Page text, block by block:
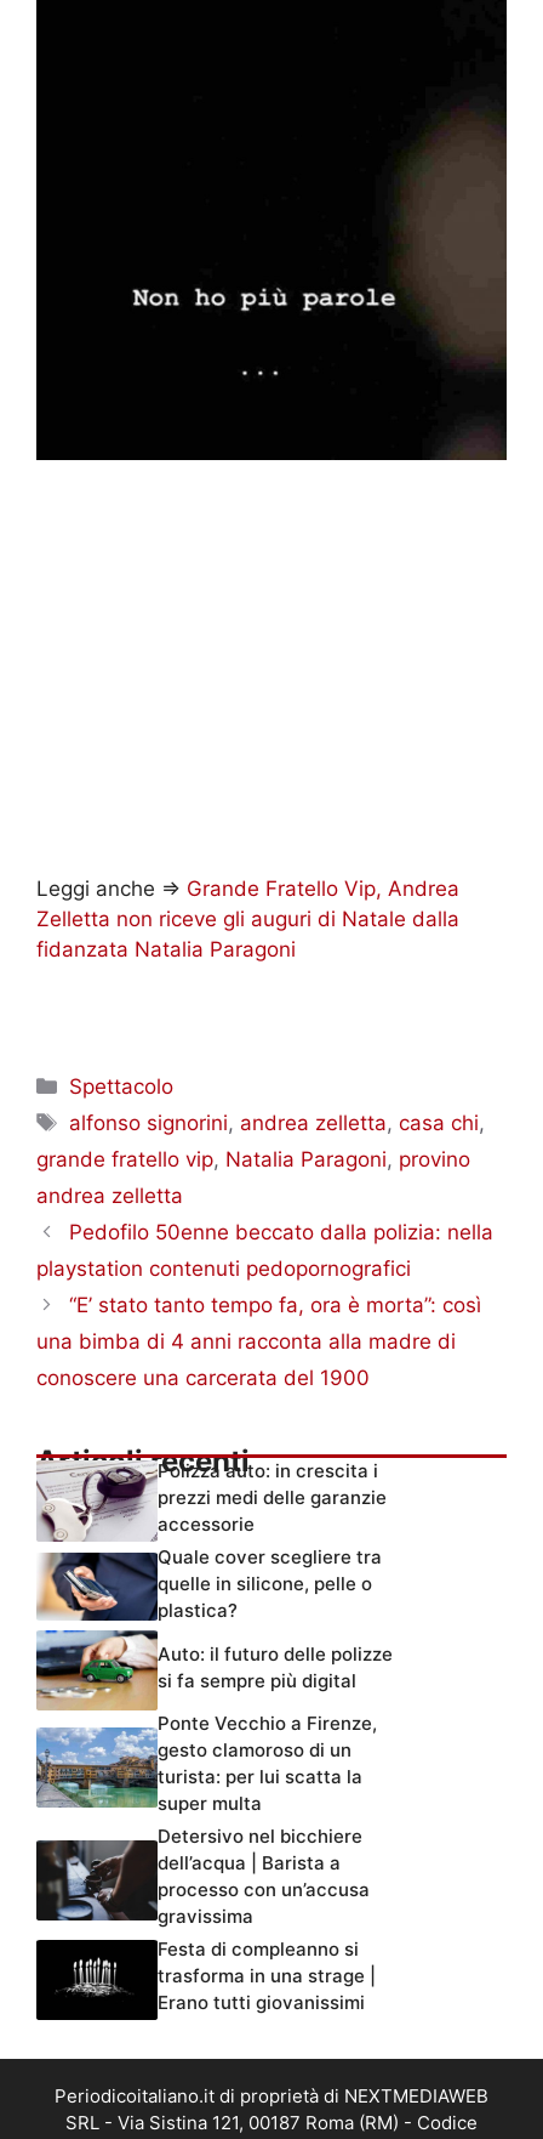
Leggi anche => Grande Fratello Vip, Andrea
Zelletta non riceve gli auguri di Natale dalla
fidanzata Natalia Paragoni
Categorie
Spettacolo
Tag
alfonso signorini, andrea zelletta,casa chi,
grande fratello vip, Natalia Paragoni, provino
andrea zelletta
Pedofilo 50enne beccato dalla polizia: nella
playstation contenuti pedopornografici
“E’ stato tanto tempo fa, ora è morta”: così
una bimba di 4 anni racconta alla madre di
conoscere una carcerata del 1900
Articoli recentiPolizza auto: in crescita i
prezzi medi delle garanzie
accessorie
Quale cover scegliere tra
quelle in silicone, pelle o
plastica?
Auto: il futuro delle polizze
si fa sempre più digital
Ponte Vecchio a Firenze,
gesto clamoroso di un
turista: per lui scatta la
super multa
Detersivo nel bicchiere
dell’acqua | Barista a
processo con un’accusa
gravissima
Festa di compleanno si
trasforma in una strage |
Erano tutti giovanissimi
Periodicoitaliano.it di proprietà di NEXTMEDIAWEB
SRL - Via Sistina 121, 00187 Roma (RM) - Codice